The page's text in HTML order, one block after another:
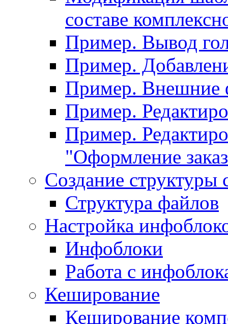
составе
Пример. Вывод
Пример.
Пример. Внешние
Пример.
Пример.
"Оформление
Создание структуры
Структура файлов
Настройка
Инфоблоки
Работа с
Кеширование
Кеширование